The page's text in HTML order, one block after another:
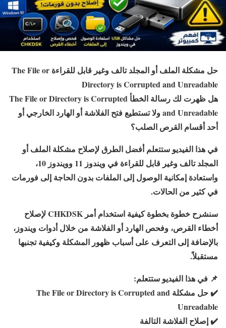
حل مشكلة الملف أو المجلد تالف وغير قابل للقراءة The File or
Directory is Corrupted and Unreadable
هل ظهرت لك رسالة الخطأ The File or Directory is Corrupted
and Unreadable ولا تستطيع فتح الفلاشة أو الهارد الخارجي أو
أحد أقسام القرص الصلب؟
في هذا الفيديو ستتعلم أفضل الطرق لإصلاح مشكلة الملف أو
المجلد تالف وغير قابل للقراءة في ويندوز 11 وويندوز 10،
واستعادة إمكانية الوصول إلى الملفات بدون الحاجة إلى فورمات
في كثير من الحالات.
سنشرح خطوة بخطوة كيفية استخدام أمر CHKDSK لإصلاح
أخطاء القرص، وفحص الهارد أو الفلاشة من خلال أدوات ويندوز،
بالإضافة إلى التعرف على أسباب ظهور المشكلة وكيفية تجنبها
مستقبلاً.
📌 في هذا الفيديو ستتعلم:
✔️
حل مشكلة The File or Directory is Corrupted and
Unreadable
✔️إصلاح الفلاشة التالفة